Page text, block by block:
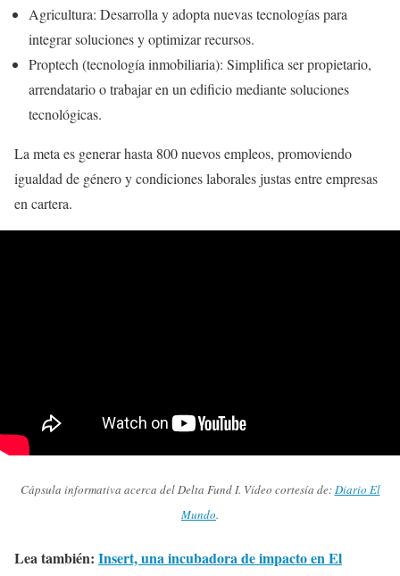
Agricultura: Desarrolla y adopta nuevas tecnologías para
integrar soluciones y optimizar recursos.
Proptech (tecnología inmobiliaria): Simplifica ser propietario,
arrendatario o trabajar en un edificio mediante soluciones
tecnológicas.
La meta es generar hasta 800 nuevos empleos, promoviendo
igualdad de género y condiciones laborales justas entre empresas
en cartera.
Cápsula informativa acerca del Delta Fund I. Vídeo cortesía de:Diario El
Mundo.
Lea también: Insert, una incubadora de impacto en El